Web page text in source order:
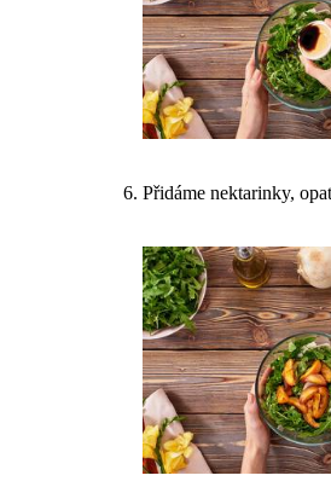
Přidáme nektarinky,